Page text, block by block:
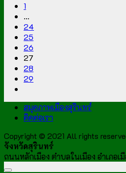
1
…
24
25
26
27
28
29
สมุดภาพเมืองสุรินทร์
ติดต่อเรา
Copyright © 2021 All rights
จังหวัดสุรินทร์
ถนนหลักเมือง ตำบลในเมือง อำเภอ